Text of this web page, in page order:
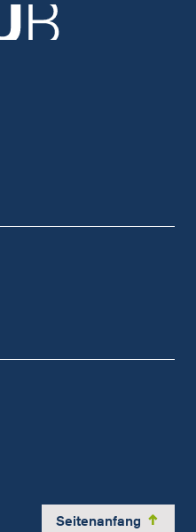
Seitenanfang y